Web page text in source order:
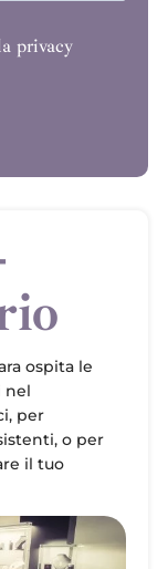
privacy
ospita le
nel
per
o per
il tuo